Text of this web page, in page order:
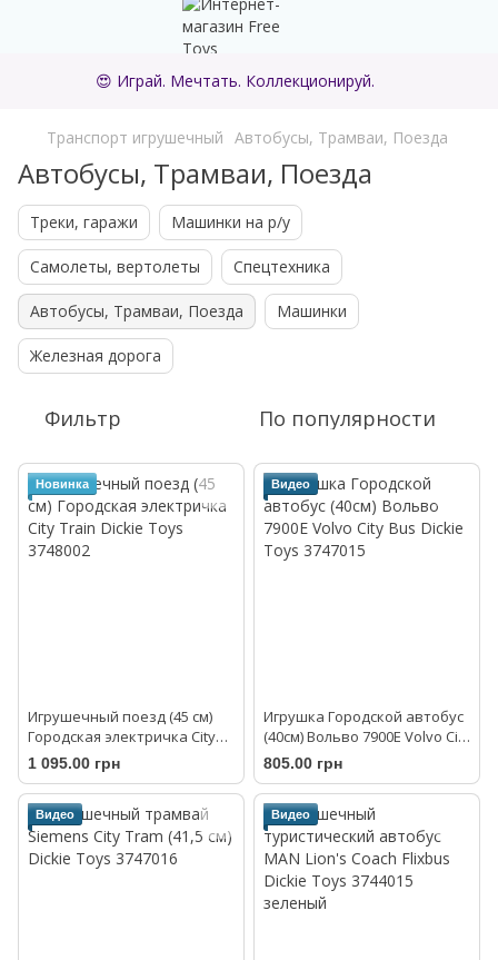
😍 Играй. Мечтать. Коллекционируй.
Транспорт игрушечный Автобусы, Трамваи, Поезда
Автобусы, Трамваи, Поезда
Треки, гаражи Машинки на р/у
Самолеты, вертолеты Спецтехника
Автобусы, Трамваи, Поезда Машинки
Железная дорога
Фильтр По популярности
Новинка
Игрушечный поезд (45 см)
Городская электричка City
Train Dickie Toys 3748002
1 095.00 грн
Видео
Игрушка Городской автобус
(40см) Вольво 7900Е Volvo City
Bus Dickie Toys 3747015
805.00 грн
Видео Видео